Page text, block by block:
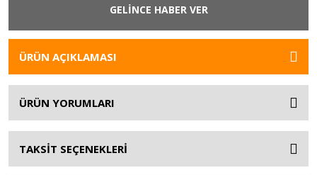
GELİNCE HABER VER
ÜRÜN AÇIKLAMASI
ÜRÜN YORUMLARI
TAKSİT SEÇENEKLERİ